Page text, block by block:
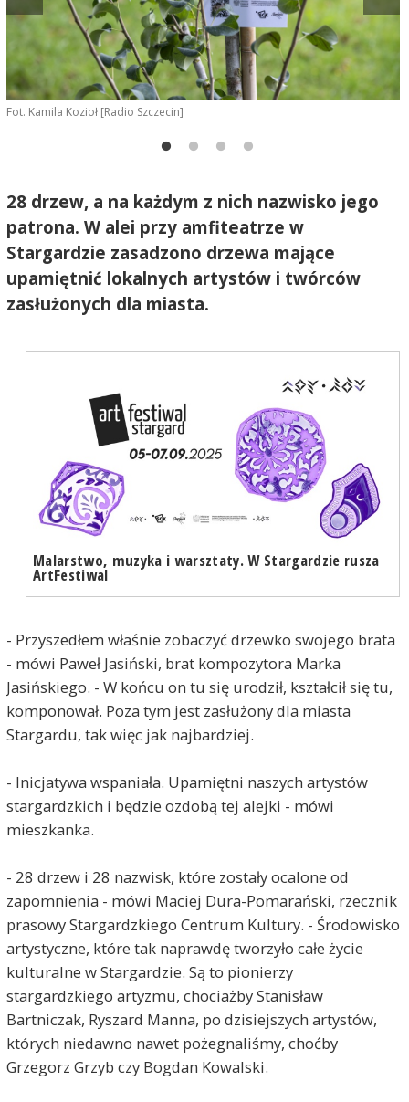
Fot. Kamila Kozioł [Radio Szczecin]
28 drzew, a na każdym z nich nazwisko jego
patrona. W alei przy amfiteatrze w
Stargardzie zasadzono drzewa mające
upamiętnić lokalnych artystów i twórców
zasłużonych dla miasta.
Malarstwo, muzyka i warsztaty. W Stargardzie rusza
ArtFestiwal
- Przyszedłem właśnie zobaczyć drzewko swojego brata
- mówi Paweł Jasiński, brat kompozytora Marka
Jasińskiego. - W końcu on tu się urodził, kształcił się tu,
komponował. Poza tym jest zasłużony dla miasta
Stargardu, tak więc jak najbardziej.
- Inicjatywa wspaniała. Upamiętni naszych artystów
stargardzkich i będzie ozdobą tej alejki - mówi
mieszkanka.
- 28 drzew i 28 nazwisk, które zostały ocalone od
zapomnienia - mówi Maciej Dura-Pomarański, rzecznik
prasowy Stargardzkiego Centrum Kultury. - Środowisko
artystyczne, które tak naprawdę tworzyło całe życie
kulturalne w Stargardzie. Są to pionierzy
stargardzkiego artyzmu, chociażby Stanisław
Bartniczak, Ryszard Manna, po dzisiejszych artystów,
których niedawno nawet pożegnaliśmy, choćby
Grzegorz Grzyb czy Bogdan Kowalski.